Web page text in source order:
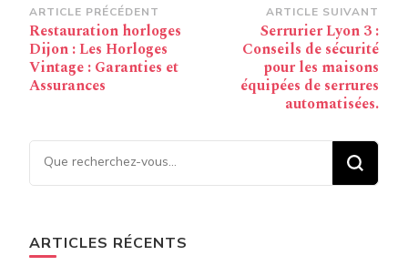
Navigation
d’article
ARTICLE PRÉCÉDENT
Restauration horloges
Dijon : Les Horloges
Vintage : Garanties et
Assurances
ARTICLE SUIVANT
Serrurier Lyon 3 :
Conseils de sécurité
pour les maisons
équipées de serrures
automatisées.
Vous recherchiez quelque
chose ?
ARTICLES RÉCENTS